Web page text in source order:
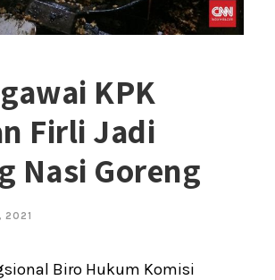
KPK
Firli Jadi
Nasi Goreng
2021
Biro Hukum Komisi